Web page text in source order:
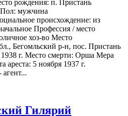
рождения: п. Пристань
мужчина
происхождение: из
Профессия / место
хоз-во Место
Бегомльский р-н, пос. Пристань
1938 г. Место смерти: Орша Мера
ареста: 5 ноября 1937 г.
Гилярий